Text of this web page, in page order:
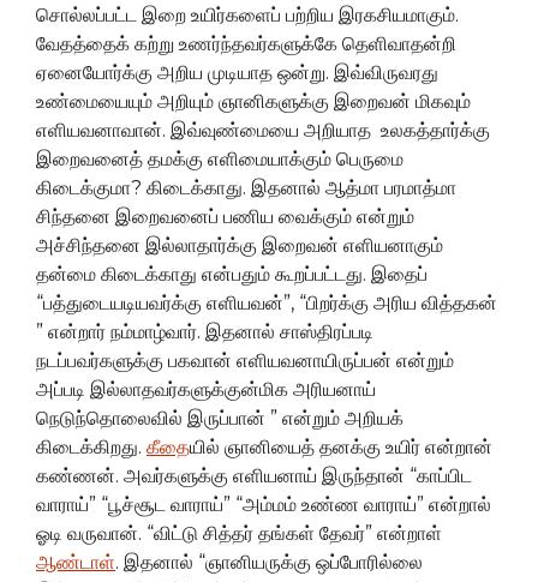
சொல்லப்பட்ட இறை உயிர்களைப் பற்றிய இரகசியமாகும்.
வேதத்தைக் கற்று உணர்ந்தவர்களுக்கே தெளிவாதன்றி
ஏனையோர்க்கு அறிய முடியாத ஒன்று. இவ்விருவரது
உண்மையையும் அறியும் ஞானிகளுக்கு இறைவன் மிகவும்
எளியவனாவான். இவ்வுண்மையை அறியாத உலகத்தார்க்கு
இறைவனைத் தமக்கு எளிமையாக்கும் பெருமை
கிடைக்குமா? கிடைக்காது. இதனால் ஆத்மா பரமாத்மா
சிந்தனை இறைவனைப் பணிய வைக்கும் என்றும்
அச்சிந்தனை இல்லாதார்க்கு இறைவன் எளியனாகும்
தன்மை கிடைக்காது என்பதும் கூறப்பட்டது. இதைப்
“பத்துடையடியவர்க்கு எளியவன்”, “பிறர்க்கு அரிய வித்தகன்
” என்றார் நம்மாழ்வார். இதனால் சாஸ்திரப்படி
நடப்பவர்களுக்கு பகவான் எளியவனாயிருப்பன் என்றும்
அப்படி இல்லாதவர்களுக்குன்மிக அரியனாய்
நெடுந்தொலைவில் இருப்பான் ” என்றும் அறியக்
கிடைக்கிறது. கீதையில் ஞானியைத் தனக்கு உயிர் என்றான்
கண்ணன். அவர்களுக்கு எளியனாய் இருந்தான் “காப்பிட
வாராய்” “பூச்சூட வாராய்” “அம்மம் உண்ண வாராய்” என்றால்
ஓடி வருவான். “விட்டு சித்தர் தங்கள் தேவர்” என்றாள்
ஆண்டாள். இதனால் “ஞானியருக்கு ஒப்போரில்லை